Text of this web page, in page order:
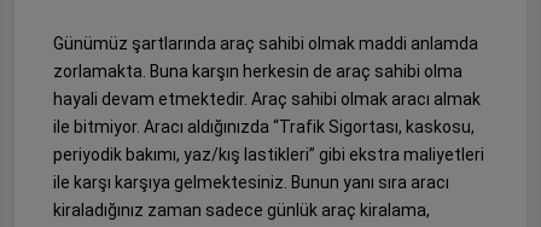
Günümüz şartlarında araç sahibi olmak maddi anlamda
zorlamakta. Buna karşın herkesin de araç sahibi olma
hayali devam etmektedir. Araç sahibi olmak aracı almak
ile bitmiyor. Aracı aldığınızda “Trafik Sigortası, kaskosu,
periyodik bakımı, yaz/kış lastikleri” gibi ekstra maliyetleri
ile karşı karşıya gelmektesiniz. Bunun yanı sıra aracı
kiraladığınız zaman sadece günlük araç kiralama,